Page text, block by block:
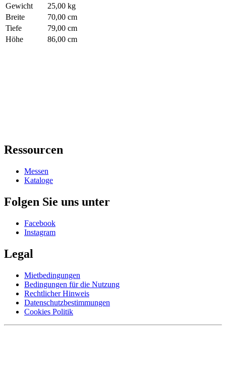
Gewicht
25,00 kg
Breite
70,00 cm
Tiefe
79,00 cm
Höhe
86,00 cm
Ressourcen
Messen
Kataloge
Folgen Sie uns unter
Facebook
Instagram
Legal
Mietbedingungen
Bedingungen für die Nutzung
Rechtlicher Hinweis
Datenschutzbestimmungen
Cookies Politik